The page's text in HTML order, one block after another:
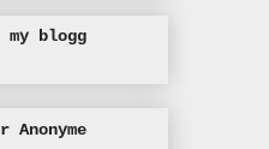
blogg
Anonyme